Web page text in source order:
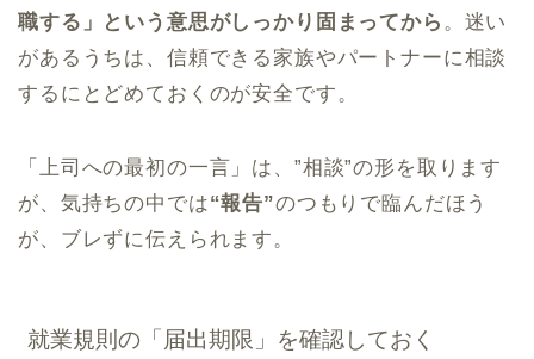
職する」という意思がしっかり固まってから 。迷い
があるうちは、信頼できる家族やパートナーに相談
するにとどめておくのが安全です。
「上司への最初の一言」は、”相談”の形を取ります
が、気持ちの中では“報告”のつもりで臨んだほう
が、ブレずに伝えられます。
就業規則の「届出期限」を確認しておく